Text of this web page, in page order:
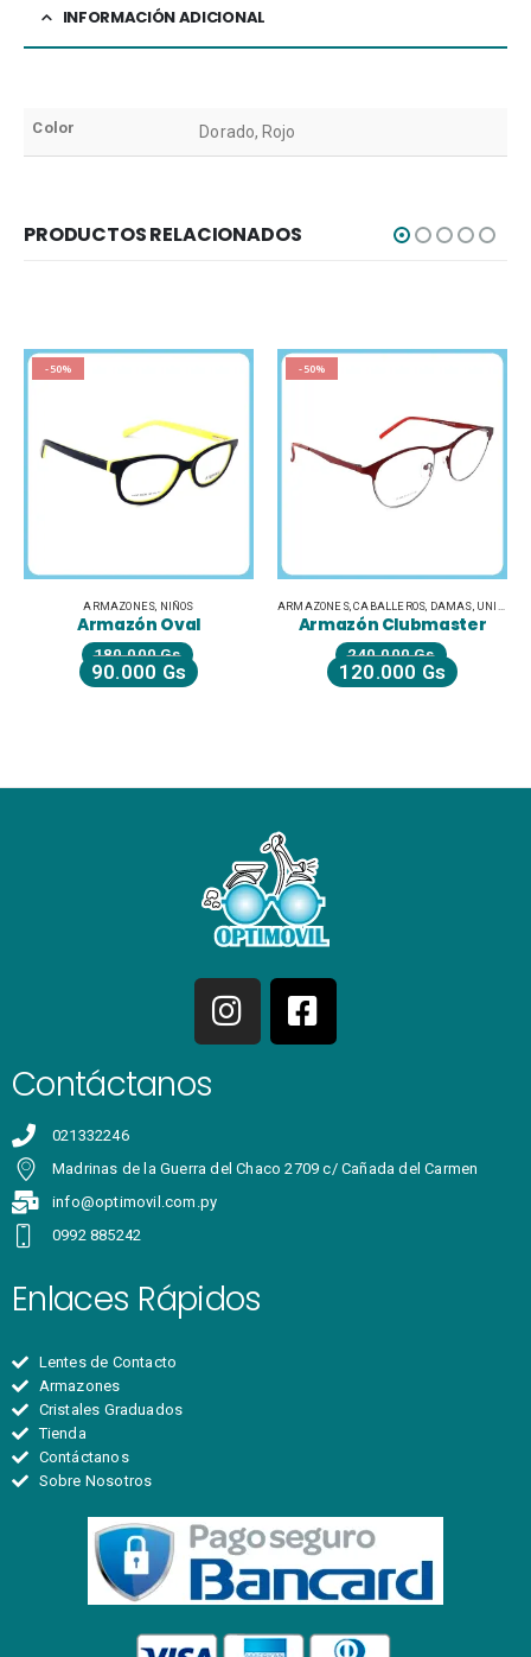
INFORMACIÓN ADICIONAL
Color Dorado, Rojo
PRODUCTOS RELACIONADOS
-50%
ARMAZONES NIÑOS
Armazón Oval
180.000Gs
90.000 Gs
-50%
ARMAZONES,CABALLEROS DAMAS UNISEX JUVENILES
Armazón Clubmaster
240.000Gs
120.000 Gs
Contáctanos
021332246
Madrinas de la Guerra del Chaco 2709 c/ Cañada del Carmen
info@optimovil.com.py
0992 885242
Enlaces Rápidos
Lentes de Contacto
Armazones
Cristales Graduados
Tienda
Contáctanos
Sobre Nosotros